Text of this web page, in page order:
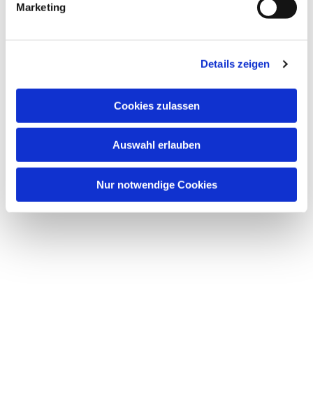
Marketing
Details zeigen
Cookies zulassen
Auswahl erlauben
Nur notwendige Cookies